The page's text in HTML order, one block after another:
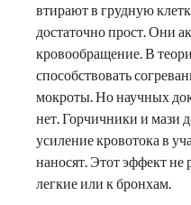
втирают в грудную
достаточно прост. Они
кровообращение. В
способствовать
мокроты. Но научных
нет. Горчичники и мази
усиление кровотока в
наносят. Этот эффект не
легкие или к бронхам.